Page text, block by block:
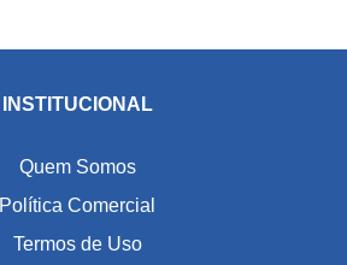
INSTITUCIONAL
Quem Somos
Política Comercial
Termos de Uso